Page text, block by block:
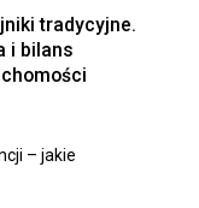
tradycyjne.
i bilans